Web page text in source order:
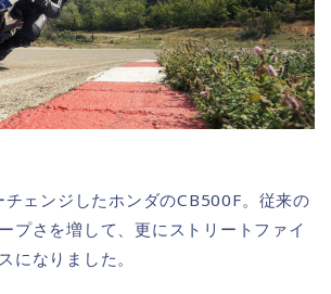
ェンジしたホンダのCB500F。従来の
プさを増して、更にストリートファイ
になりました。